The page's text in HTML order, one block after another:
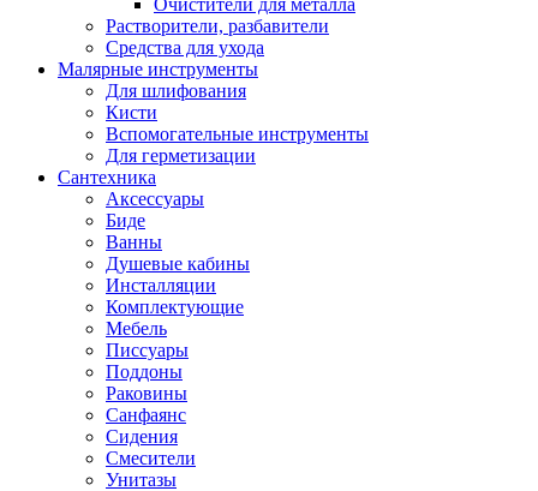
Очистители для металла
Растворители, разбавители
Средства для ухода
Малярные инструменты
Для шлифования
Кисти
Вспомогательные инструменты
Для герметизации
Сантехника
Аксессуары
Биде
Ванны
Душевые кабины
Инсталляции
Комплектующие
Мебель
Писсуары
Поддоны
Раковины
Санфаянс
Сидения
Смесители
Унитазы